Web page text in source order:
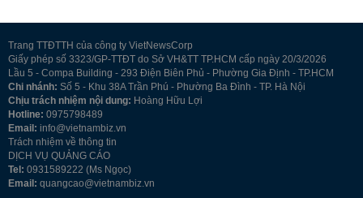
Trang TTĐTTH của công ty VietNewsCorp
Giấy phép số 3323/GP-TTĐT do Sở VH&TT TP.HCM cấp ngày 20/3/2026
Lầu 5 - Compa Building - 293 Điện Biên Phủ - Phường Gia Định - TP.HCM
Chi nhánh: Số 5 - Khu 38A Trần Phú - Phường Ba Đình - TP. Hà Nội
Chịu trách nhiệm nội dung: Hoàng Hữu Lợi
Hotline: 0975798489
Email: info@vietnambiz.vn
Trách nhiệm về thông tin
DỊCH VỤ QUẢNG CÁO
Tel: 0931589222 (Ms Ngọc)
Email: quangcao@vietnambiz.vn